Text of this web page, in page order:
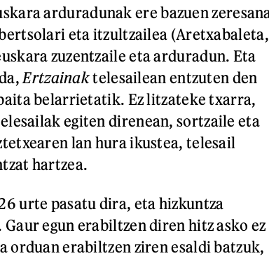
arduradunak ere bazuen
eta itzultzailea (Aretxabaleta,
zuzentzaile eta arduradun. Eta
Ertzainaktelesailean entzuten den
belarrietatik. Ez litzateke txarra,
egiten direnean, sortzaile eta
lan hura ikustea, telesail
hartzea.
urte pasatu dira, eta hizkuntza
egun erabiltzen diren hitz asko ez
orduan erabiltzen ziren esaldi batzuk,